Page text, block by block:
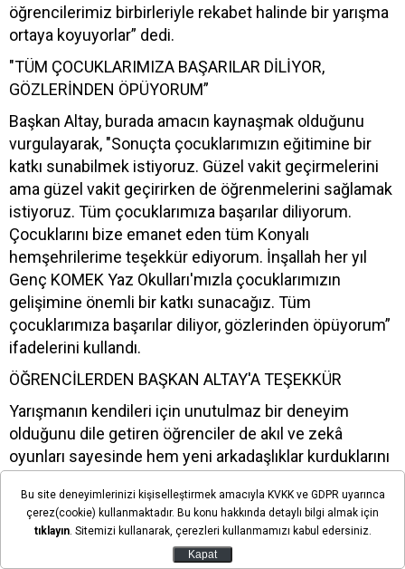
öğrencilerimiz birbirleriyle rekabet halinde bir yarışma
ortaya koyuyorlar” dedi.
"TÜM ÇOCUKLARIMIZA BAŞARILAR DİLİYOR,
GÖZLERİNDEN ÖPÜYORUM”
Başkan Altay, burada amacın kaynaşmak olduğunu
vurgulayarak, "Sonuçta çocuklarımızın eğitimine bir
katkı sunabilmek istiyoruz. Güzel vakit geçirmelerini
ama güzel vakit geçirirken de öğrenmelerini sağlamak
istiyoruz. Tüm çocuklarımıza başarılar diliyorum.
Çocuklarını bize emanet eden tüm Konyalı
hemşehrilerime teşekkür ediyorum. İnşallah her yıl
Genç KOMEK Yaz Okulları'mızla çocuklarımızın
gelişimine önemli bir katkı sunacağız. Tüm
çocuklarımıza başarılar diliyor, gözlerinden öpüyorum”
ifadelerini kullandı.
ÖĞRENCİLERDEN BAŞKAN ALTAY'A TEŞEKKÜR
Yarışmanın kendileri için unutulmaz bir deneyim
olduğunu dile getiren öğrenciler de akıl ve zekâ
oyunları sayesinde hem yeni arkadaşlıklar kurduklarını
belirtti.
Finalde yer almaktan duydukları mutluluğu dile getiren
öğrenciler, yaz tatillerini dolu dolu geçirmelerine imkân
Bu site deneyimlerinizi kişiselleştirmek amacıyla KVKK ve GDPR uyarınca
çerez(cookie) kullanmaktadır. Bu konu hakkında detaylı bilgi almak için
tıklayın. Sitemizi kullanarak, çerezleri kullanmamızı kabul edersiniz.
Kapat